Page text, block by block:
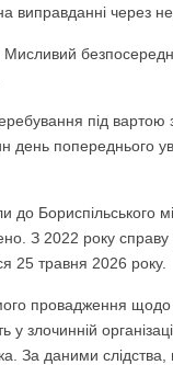
виправданні через
під вартою
попереднього
Бориспільського
З 2022 року справу
25 травня 2026 року.
провадження
у злочинній
За даними слідства,